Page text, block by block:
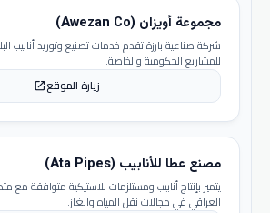
مجموعة أويزان (Awezan Co)
شركة صناعية بارزة تقدم خدمات تصنيع وتوريد أنابيب
للمشاريع الحكومية والخاصة.
زيارة الموقعopen_in_new
مصنع عطا للأنابيب (Ata Pipes)
يتميز بإنتاج أنابيب ومستلزمات بلاستيكية متوافقة مع
العراقي في مجالات نقل المياه والغاز.